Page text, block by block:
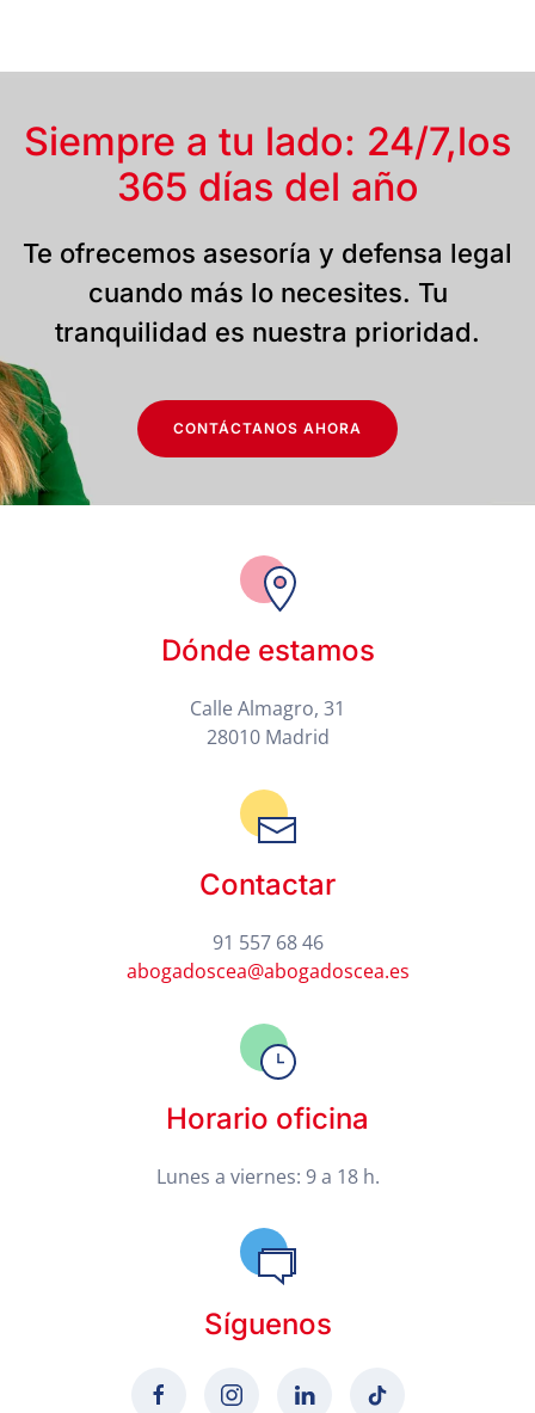
Siempre a tu lado: 24/7,los
365 días del año
Te ofrecemos asesoría y defensa legal
cuando más lo necesites. Tu
tranquilidad es nuestra prioridad.
CONTÁCTANOS AHORA
Dónde estamos
Calle Almagro, 31
28010 Madrid
Contactar
91 557 68 46
abogadoscea@abogadoscea.es
Horario oficina
Lunes a viernes: 9 a 18 h.
Síguenos